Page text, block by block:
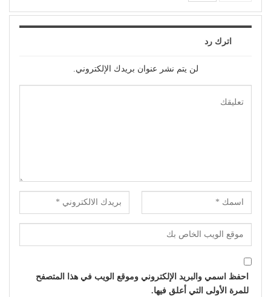
اترك رد
لن يتم نشر عنوان بريدك الإلكتروني.
احفظ اسمي والبريد الإلكتروني وموقع الويب في هذا المتصفح
للمرة الأولى التي أعلق فيها.